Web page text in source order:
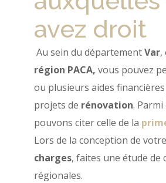
avez droit
Au sein du départementVar,
région PACA, vous pouvez
ou plusieurs aides
projets de rénovation. Parmi
pouvons citer celle de la
Lors de la conception de votre
charges, faites une étude de
régionales.